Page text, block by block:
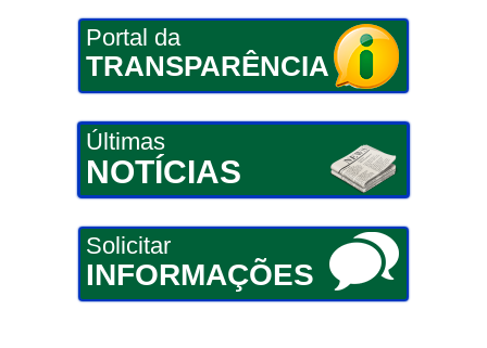
Portal da
TRANSPARÊNCIA
Últimas
NOTÍCIAS
Solicitar
INFORMAÇÕES